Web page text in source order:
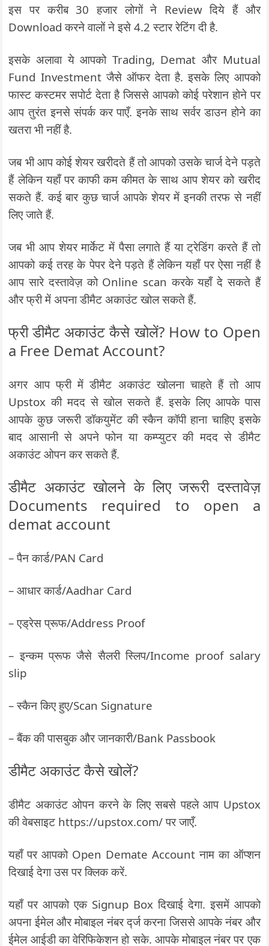
इस पर करीब 30 हजार लोगों ने Review दिये हैं और
Download करने वालों ने इसे 4.2 स्टार रेटिंग दी है.
इसके अलावा ये आपको Trading, Demat और Mutual
Fund Investment जैसे ऑफर देता है. इसके लिए आपको
फास्ट कस्टमर सपोर्ट देता है जिससे आपको कोई परेशान होने पर
आप तुरंत इनसे संपर्क कर पाएँ. इनके साथ सर्वर डाउन होने का
खतरा भी नहीं है.
जब भी आप कोई शेयर खरीदते हैं तो आपको उसके चार्ज देने पड़ते
हैं लेकिन यहाँ पर काफी कम कीमत के साथ आप शेयर को खरीद
सकते हैं. कई बार कुछ चार्ज आपके शेयर में इनकी तरफ से नहीं
लिए जाते हैं.
जब भी आप शेयर मार्केट में पैसा लगाते हैं या ट्रेडिंग करते हैं तो
आपको कई तरह के पेपर देने पड़ते हैं लेकिन यहाँ पर ऐसा नहीं है
आप सारे दस्तावेज़ को Online scan करके यहाँ दे सकते हैं
और फ्री में अपना डीमैट अकाउंट खोल सकते हैं.
फ्री डीमैट अकाउंट कैसे खोलें? How to Open
a Free Demat Account?
अगर आप फ्री में डीमैट अकाउंट खोलना चाहते हैं तो आप
Upstox की मदद से खोल सकते हैं. इसके लिए आपके पास
आपके कुछ जरूरी डॉकयुमेंट की स्कैन कॉपी हाना चाहिए इसके
बाद आसानी से अपने फोन या कम्प्युटर की मदद से डीमैट
अकाउंट ओपन कर सकते हैं.
डीमैट अकाउंट खोलने के लिए जरूरी दस्तावेज़
Documents required to open a
demat account
– पैन कार्ड/PAN Card
– आधार कार्ड/Aadhar Card
– एड्रेस प्रूफ/Address Proof
– इन्कम प्रूफ जैसे सैलरी स्लिप/Income proof salary
slip
– स्कैन किए हुए/Scan Signature
– बैंक की पासबुक और जानकारी/Bank Passbook
डीमैट अकाउंट कैसे खोलें?
डीमैट अकाउंट ओपन करने के लिए सबसे पहले आप Upstox
की वेबसाइट https://upstox.com/ पर जाएँ.
यहाँ पर आपको Open Demate Account नाम का ऑप्शन
दिखाई देगा उस पर क्लिक करें.
यहाँ पर आपको एक Signup Box दिखाई देगा. इसमें आपको
अपना ईमेल और मोबाइल नंबर र्द्ज करना जिससे आपके नंबर और
ईमेल आईडी का वेरिफिकेशन हो सके. आपके मोबाइल नंबर पर एक